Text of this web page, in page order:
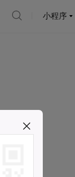
小程序